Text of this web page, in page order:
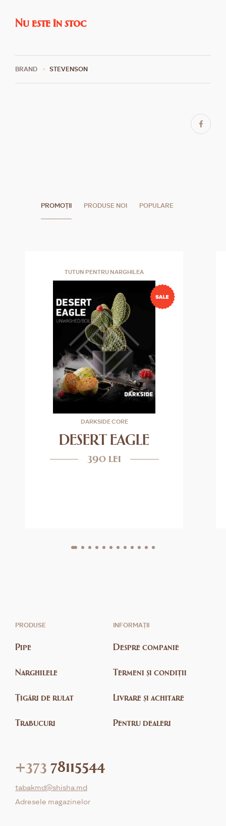
Nu este în stoc
BRAND STEVENSON
PROMOȚII PRODUSE NOI POPULARE
TUTUN PENTRU NARGHILEA
DARKSIDE CORE
DESERT EAGLE
390 lei
PRODUSE
Pipe
Narghilele
Țigări de rulat
Trabucuri
INFORMAȚII
Despre companie
Termeni și condiții
Livrare și achitare
Pentru dealeri
+373 78115544
tabakmd@shisha.md
Adresele magazinelor